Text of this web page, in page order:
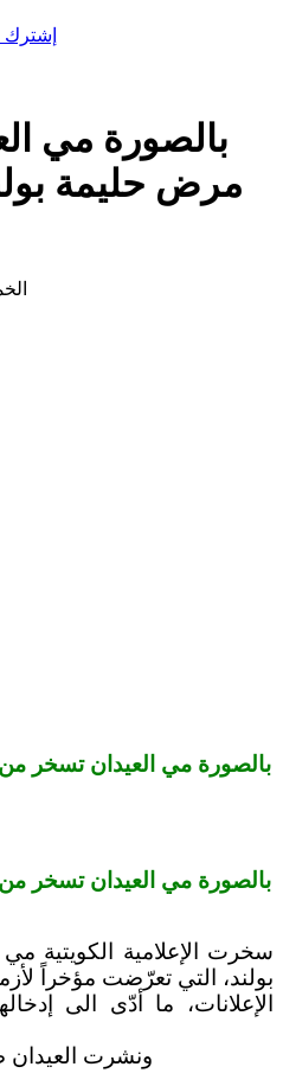
إشترك
بالصورة مي
مرض حليمة
بالصورة مي العيدان تسخر
بالصورة مي العيدان تسخر
سخرت الإعلامية الكويتية
بولند، التي تعرّضت مؤخراً
الإعلانات، ما أدّى الى
ونشرت العيدان